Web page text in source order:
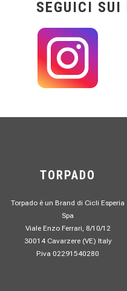
SEGUICI SUI
TORPADO
Torpado è un Brand di Cicli Esperia
Spa
Viale Enzo Ferrari, 8/10/12
30014 Cavarzere (VE) Italy
P.iva 02291540280